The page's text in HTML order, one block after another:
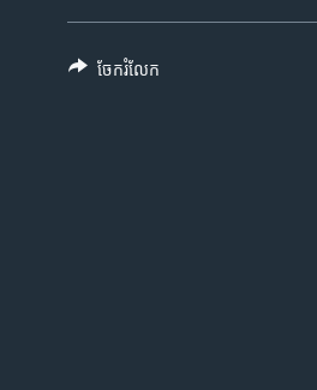
ទូរទស្សន៍ / វីដេអូ​
ចែករំលែក